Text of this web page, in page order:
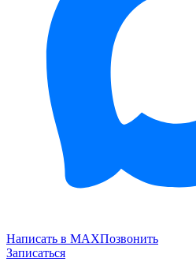
Написать в MAXПозвонить
Записаться